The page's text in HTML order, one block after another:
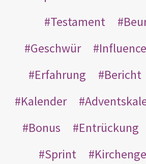
Testament
Geschwür
Erfahrung
Bericht
Kalender
Bonus
Entrückung
Sprint